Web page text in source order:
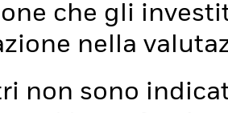
che gli
nella
non sono